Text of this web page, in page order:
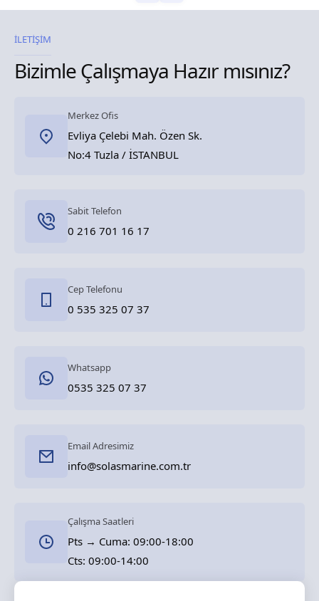
İLETİŞİM
Bizimle Çalışmaya Hazır mısınız?
Merkez Ofis
Evliya Çelebi Mah. Özen Sk.
No:4 Tuzla / İSTANBUL
Sabit Telefon
0 216 701 16 17
Cep Telefonu
0 535 325 07 37
Whatsapp
0535 325 07 37
Email Adresimiz
info@solasmarine.com.tr
Çalışma Saatleri
Pts → Cuma: 09:00-18:00
Cts: 09:00-14:00